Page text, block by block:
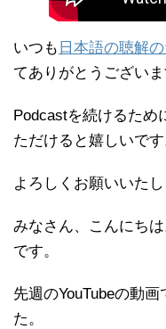
いつも 日本語の聴解
てありがとうございま
Podcastを続けるため
ただけると嬉しいです
よろしくお願いいたし
みなさん、こんにち
です。
先週のYouTubeの動
た。